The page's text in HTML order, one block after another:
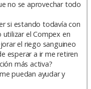
no se aprovechar todo
si estando todavía con
el Compex en
el riego sanguineo
esperar a ir me retiren
más activa?
puedan ayudar y